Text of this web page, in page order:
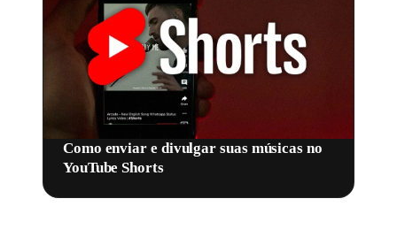
Como enviar e divulgar suas músicas no
YouTube Shorts